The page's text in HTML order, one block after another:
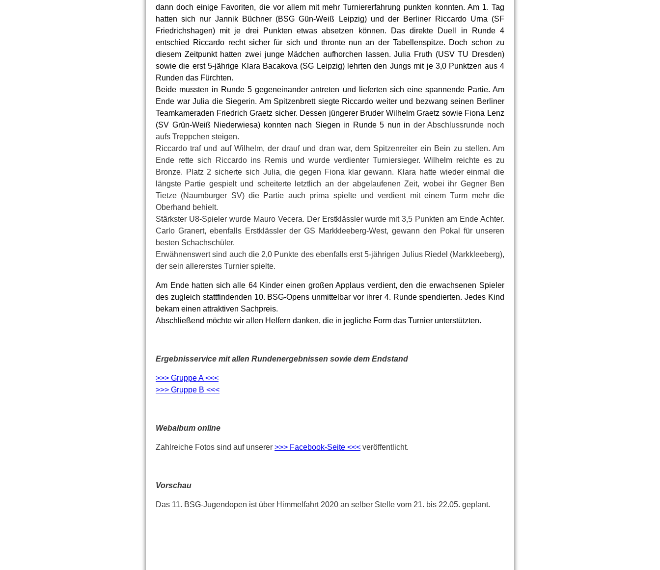
dann doch einige Favoriten, die vor allem mit mehr Turniererfahrung punkten konnten. Am 1. Tag
hatten sich nur Jannik Büchner (BSG Gün-Weiß Leipzig) und der Berliner Riccardo Urna (SF
Friedrichshagen) mit je drei Punkten etwas absetzen können. Das direkte Duell in Runde 4
entschied Riccardo recht sicher für sich und thronte nun an der Tabellenspitze. Doch schon zu
diesem Zeitpunkt hatten zwei junge Mädchen aufhorchen lassen. Julia Fruth (USV TU Dresden)
sowie die erst 5-jährige Klara Bacakova (SG Leipzig) lehrten den Jungs mit je 3,0 Punktzen aus 4
Runden das Fürchten.
Beide mussten in Runde 5 gegeneinander antreten und lieferten sich eine spannende Partie. Am
Ende war Julia die Siegerin. Am Spitzenbrett siegte Riccardo weiter und bezwang seinen Berliner
Teamkameraden Friedrich Graetz sicher. Dessen jüngerer Bruder Wilhelm Graetz sowie Fiona Lenz
(SV Grün-Weiß Niederwiesa) konnten nach Siegen in Runde 5 nun in der Abschlussrunde noch
aufs Treppchen steigen.
Riccardo traf und auf Wilhelm, der drauf und dran war, dem Spitzenreiter ein Bein zu stellen. Am
Ende rette sich Riccardo ins Remis und wurde verdienter Turniersieger. Wilhelm reichte es zu
Bronze. Platz 2 sicherte sich Julia, die gegen Fiona klar gewann. Klara hatte wieder einmal die
längste Partie gespielt und scheiterte letztlich an der abgelaufenen Zeit, wobei ihr Gegner Ben
Tietze (Naumburger SV) die Partie auch prima spielte und verdient mit einem Turm mehr die
Oberhand behielt.
Stärkster U8-Spieler wurde Mauro Vecera. Der Erstklässler wurde mit 3,5 Punkten am Ende Achter.
Carlo Granert, ebenfalls Erstklässler der GS Markkleeberg-West, gewann den Pokal für unseren
besten Schachschüler.
Erwähnenswert sind auch die 2,0 Punkte des ebenfalls erst 5-jährigen Julius Riedel (Markkleeberg),
der sein allererstes Turnier spielte.
Am Ende hatten sich alle 64 Kinder einen großen Applaus verdient, den die erwachsenen Spieler
des zugleich stattfindenden 10. BSG-Opens unmittelbar vor ihrer 4. Runde spendierten. Jedes Kind
bekam einen attraktiven Sachpreis.
Abschließend möchte wir allen Helfern danken, die in jegliche Form das Turnier unterstützten.
Ergebnisservice mit allen Rundenergebnissen sowie dem Endstand
>>> Gruppe A <<<
>>> Gruppe B <<<
Webalbum online
Zahlreiche Fotos sind auf unserer >>> Facebook-Seite <<< veröffentlicht.
Vorschau
Das 11. BSG-Jugendopen ist über Himmelfahrt 2020 an selber Stelle vom 21. bis 22.05. geplant.